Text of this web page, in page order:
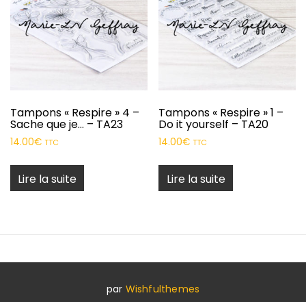
Tampons « Respire » 4 –
Sache que je… – TA23
14.00€ TTC
Lire la suite
Tampons « Respire » 1 –
Do it yourself – TA20
14.00€ TTC
Lire la suite
par Wishfulthemes